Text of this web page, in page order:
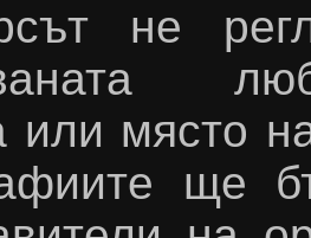
не
или място
ще